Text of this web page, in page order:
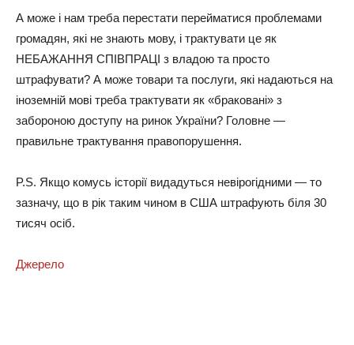
А може і нам треба перестати перейматися проблемами
громадян, які не знають мову, і трактувати це як
НЕБАЖАННЯ СПІВПРАЦІ з владою та просто
штрафувати? А може товари та послуги, які надаються на
іноземній мові треба трактувати як «браковані» з
забороною доступу на ринок України? Головне —
правильне трактування правопорушення.
P.S. Якщо комусь історії видадуться невірогідними — то
зазначу, що в рік таким чином в США штрафують біля 30
тисяч осіб.
Джерело